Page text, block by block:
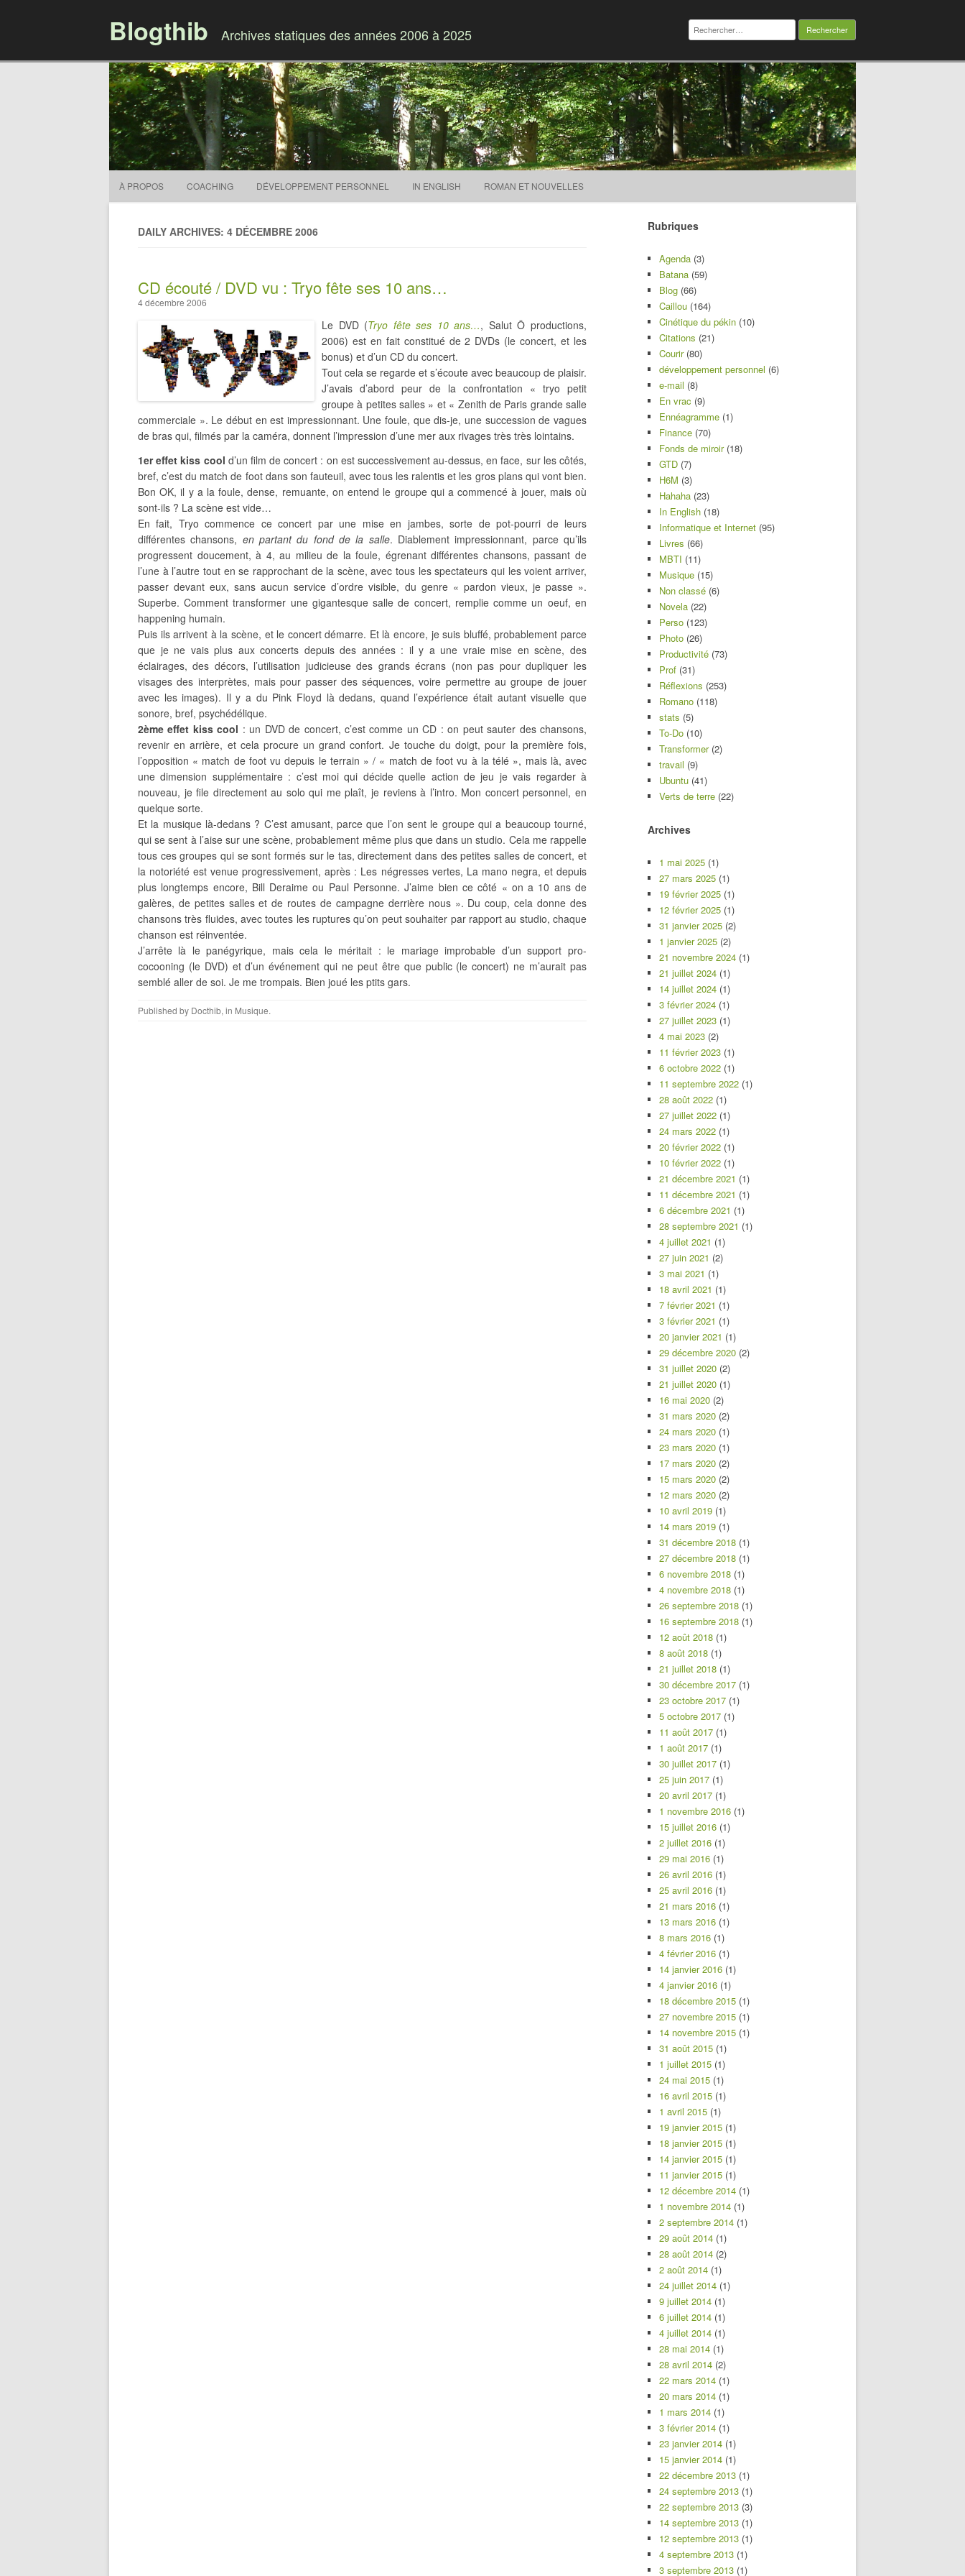
Blogthib Archives statiques des années 2006 à 2025
Rechercher :
À PROPOS COACHING DÉVELOPPEMENT PERSONNEL IN ENGLISH ROMAN ET NOUVELLES
DAILY ARCHIVES: 4 DÉCEMBRE 2006
CD écouté / DVD vu : Tryo fête ses 10 ans…
4 décembre 2006
Le DVD (Tryo fête ses 10 ans…, Salut Ô productions,
2006) est en fait constitué de 2 DVDs (le concert, et les
bonus) et d’un CD du concert.
Tout cela se regarde et s’écoute avec beaucoup de plaisir.
J’avais d’abord peur de la confrontation « tryo petit
groupe à petites salles » et « Zenith de Paris grande salle
commerciale ». Le début en est impressionnant. Une foule, que dis-je, une succession de vagues
de bras qui, filmés par la caméra, donnent l’impression d’une mer aux rivages très très lointains.
1er effet kiss cool d’un film de concert : on est successivement au-dessus, en face, sur les côtés,
bref, c’est du match de foot dans son fauteuil, avec tous les ralentis et les gros plans qui vont bien.
Bon OK, il y a la foule, dense, remuante, on entend le groupe qui a commencé à jouer, mais où
sont-ils ? La scène est vide…
En fait, Tryo commence ce concert par une mise en jambes, sorte de pot-pourri de leurs
différentes chansons, en partant du fond de la salle. Diablement impressionnant, parce qu’ils
progressent doucement, à 4, au milieu de la foule, égrenant différentes chansons, passant de
l’une à l’autre tout en se rapprochant de la scène, avec tous les spectateurs qui les voient arriver,
passer devant eux, sans aucun service d’ordre visible, du genre « pardon vieux, je passe ».
Superbe. Comment transformer une gigantesque salle de concert, remplie comme un oeuf, en
happening humain.
Puis ils arrivent à la scène, et le concert démarre. Et là encore, je suis bluffé, probablement parce
que je ne vais plus aux concerts depuis des années : il y a une vraie mise en scène, des
éclairages, des décors, l’utilisation judicieuse des grands écrans (non pas pour dupliquer les
visages des interprètes, mais pour passer des séquences, voire permettre au groupe de jouer
avec les images). Il y a du Pink Floyd là dedans, quand l’expérience était autant visuelle que
sonore, bref, psychédélique.
2ème effet kiss cool : un DVD de concert, c’est comme un CD : on peut sauter des chansons,
revenir en arrière, et cela procure un grand confort. Je touche du doigt, pour la première fois,
l’opposition « match de foot vu depuis le terrain » / « match de foot vu à la télé », mais là, avec
une dimension supplémentaire : c’est moi qui décide quelle action de jeu je vais regarder à
nouveau, je file directement au solo qui me plaît, je reviens à l’intro. Mon concert personnel, en
quelque sorte.
Et la musique là-dedans ? C’est amusant, parce que l’on sent le groupe qui a beaucoup tourné,
qui se sent à l’aise sur une scène, probablement même plus que dans un studio. Cela me rappelle
tous ces groupes qui se sont formés sur le tas, directement dans des petites salles de concert, et
la notoriété est venue progressivement, après : Les négresses vertes, La mano negra, et depuis
plus longtemps encore, Bill Deraime ou Paul Personne. J’aime bien ce côté « on a 10 ans de
galères, de petites salles et de routes de campagne derrière nous ». Du coup, cela donne des
chansons très fluides, avec toutes les ruptures qu’on peut souhaiter par rapport au studio, chaque
chanson est réinventée.
J’arrête là le panégyrique, mais cela le méritait : le mariage improbable d’un support pro-
cocooning (le DVD) et d’un événement qui ne peut être que public (le concert) ne m’aurait pas
semblé aller de soi. Je me trompais. Bien joué les ptits gars.
Published by Docthib, in Musique.
Rubriques
Agenda (3)
Batana (59)
Blog (66)
Caillou (164)
Cinétique du pékin (10)
Citations (21)
Courir(80)
développement personnel (6)
e-mail (8)
En vrac (9)
Ennéagramme (1)
Finance (70)
Fonds de miroir(18)
GTD (7)
H6M (3)
Hahaha (23)
In English (18)
Informatique et Internet (95)
Livres (66)
MBTI (11)
Musique (15)
Non classé (6)
Novela (22)
Perso (123)
Photo (26)
Productivité (73)
Prof (31)
Réflexions (253)
Romano (118)
stats (5)
To-Do (10)
Transformer(2)
travail (9)
Ubuntu (41)
Verts de terre (22)
Archives
1 mai 2025 (1)
27 mars 2025 (1)
19 février 2025 (1)
12 février 2025 (1)
31 janvier 2025 (2)
1 janvier 2025 (2)
21 novembre 2024 (1)
21 juillet 2024 (1)
14 juillet 2024 (1)
3 février 2024 (1)
27 juillet 2023 (1)
4 mai 2023 (2)
11 février 2023 (1)
6 octobre 2022 (1)
11 septembre 2022 (1)
28 août 2022 (1)
27 juillet 2022 (1)
24 mars 2022 (1)
20 février 2022 (1)
10 février 2022 (1)
21 décembre 2021 (1)
11 décembre 2021 (1)
6 décembre 2021 (1)
28 septembre 2021 (1)
4 juillet 2021 (1)
27 juin 2021 (2)
3 mai 2021 (1)
18 avril 2021 (1)
7 février 2021 (1)
3 février 2021 (1)
20 janvier 2021 (1)
29 décembre 2020 (2)
31 juillet 2020 (2)
21 juillet 2020 (1)
16 mai 2020 (2)
31 mars 2020 (2)
24 mars 2020 (1)
23 mars 2020 (1)
17 mars 2020 (2)
15 mars 2020 (2)
12 mars 2020 (2)
10 avril 2019 (1)
14 mars 2019 (1)
31 décembre 2018 (1)
27 décembre 2018 (1)
6 novembre 2018 (1)
4 novembre 2018 (1)
26 septembre 2018 (1)
16 septembre 2018 (1)
12 août 2018 (1)
8 août 2018 (1)
21 juillet 2018 (1)
30 décembre 2017 (1)
23 octobre 2017 (1)
5 octobre 2017 (1)
11 août 2017 (1)
1 août 2017 (1)
30 juillet 2017 (1)
25 juin 2017 (1)
20 avril 2017 (1)
1 novembre 2016 (1)
15 juillet 2016 (1)
2 juillet 2016 (1)
29 mai 2016 (1)
26 avril 2016 (1)
25 avril 2016 (1)
21 mars 2016 (1)
13 mars 2016 (1)
8 mars 2016 (1)
4 février 2016 (1)
14 janvier 2016 (1)
4 janvier 2016 (1)
18 décembre 2015 (1)
27 novembre 2015 (1)
14 novembre 2015 (1)
31 août 2015 (1)
1 juillet 2015 (1)
24 mai 2015 (1)
16 avril 2015 (1)
1 avril 2015 (1)
19 janvier 2015 (1)
18 janvier 2015 (1)
14 janvier 2015 (1)
11 janvier 2015 (1)
12 décembre 2014 (1)
1 novembre 2014 (1)
2 septembre 2014 (1)
29 août 2014 (1)
28 août 2014 (2)
2 août 2014 (1)
24 juillet 2014 (1)
9 juillet 2014 (1)
6 juillet 2014 (1)
4 juillet 2014 (1)
28 mai 2014 (1)
28 avril 2014 (2)
22 mars 2014 (1)
20 mars 2014 (1)
1 mars 2014 (1)
3 février 2014 (1)
23 janvier 2014 (1)
15 janvier 2014 (1)
22 décembre 2013 (1)
24 septembre 2013 (1)
22 septembre 2013 (3)
14 septembre 2013 (1)
12 septembre 2013 (1)
4 septembre 2013 (1)
3 septembre 2013 (1)